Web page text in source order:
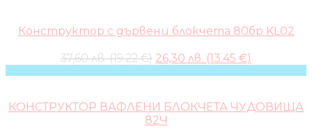
Конструктор с дървени блокчета 80бр KL02
37,60 лв. (19.22 €) Original
26,30 лв. (13.45 €)
КОНСТРУКТОР ВАФЛЕНИ БЛОКЧЕТА ЧУДОВИЩА
82Ч